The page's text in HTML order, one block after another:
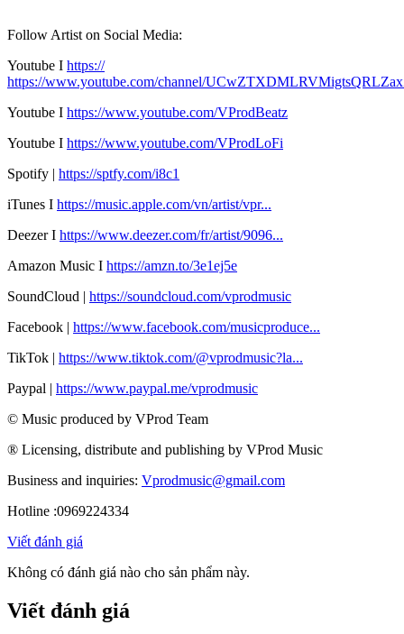
Follow Artist on Social Media:
Youtube I https://
https://www.youtube.com/channel/
Youtube I https://www.youtube.com/VProdBeatz
Youtube I https://www.youtube.com/VProdLoFi
Spotify | https://sptfy.com/i8c1
iTunes I https://music.apple.com/vn/artist/vpr...
Deezer I https://www.deezer.com/fr/artist/9096...
Amazon Music I https://amzn.to/3e1ej5e​
SoundCloud | https://soundcloud.com/vprodmusic
Facebook | https://www.facebook.com/musicproduce...
TikTok | https://www.tiktok.com/@vprodmusic?la...
Paypal | https://www.paypal.me/vprodmusic
© Music produced by VProd Team
® Licensing, distribute and publishing by VProd Music
Business and inquiries: Vprodmusic@gmail.com
Hotline :0969224334
Viết đánh giá
Không có đánh giá nào cho sản phẩm này.
Viết đánh giá